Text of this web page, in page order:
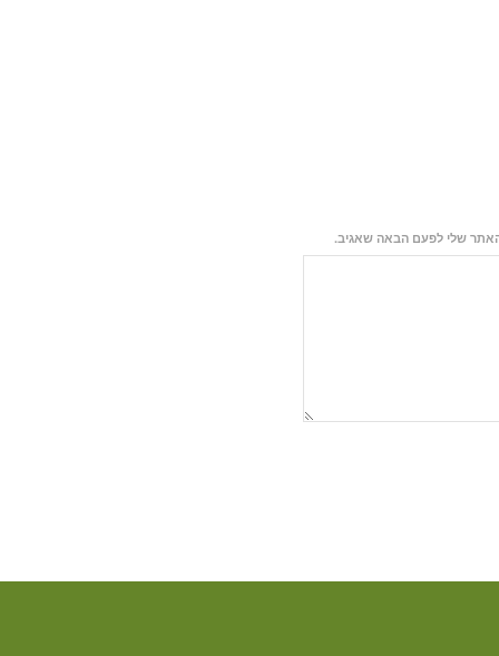
שלי לפעם הבאה שאגיב.